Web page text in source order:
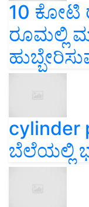
10 ಕೋಟಿ
ರೂಮಲ್ಲಿ
ಬೆಲೆಯಲ್ಲಿ